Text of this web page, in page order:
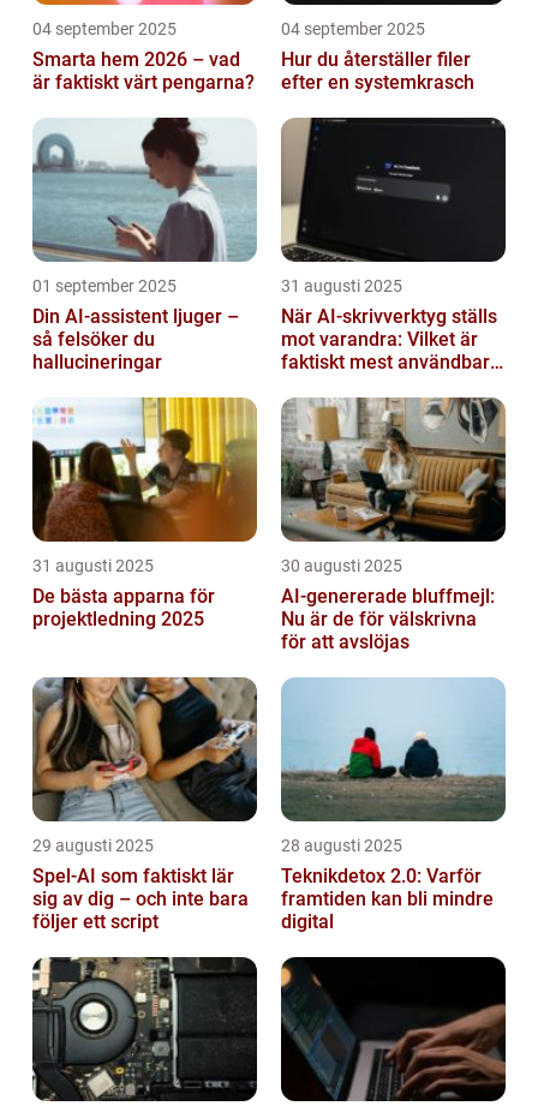
04 september 2025
Smarta hem 2026 – vad
är faktiskt värt pengarna?
04 september 2025
Hur du återställer filer
efter en systemkrasch
01 september 2025
Din AI-assistent ljuger –
så felsöker du
hallucineringar
31 augusti 2025
När AI-skrivverktyg ställs
mot varandra: Vilket är
faktiskt mest användbart
31 augusti 2025
De bästa apparna för
projektledning 2025
30 augusti 2025
AI-genererade bluffmejl:
Nu är de för välskrivna
för att avslöjas
29 augusti 2025
Spel-AI som faktiskt lär
sig av dig – och inte bara
följer ett script
28 augusti 2025
Teknikdetox 2.0: Varför
framtiden kan bli mindre
digital